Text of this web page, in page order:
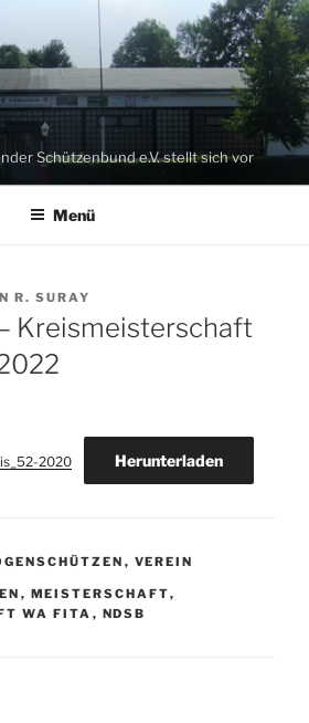
Schützenbund e.V. stellt sich vor
Menü
R. SURAY
Kreismeisterschaft
2020 Herunterladen
, VEREIN
, MEISTERSCHAFT,
WA FITA , NDSB